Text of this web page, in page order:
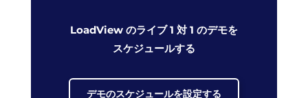
LoadView のライブ 1 対 1 のデモを
スケジュールする
デモのスケジュールを設定する